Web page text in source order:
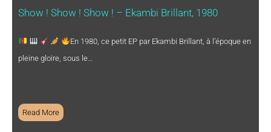
Show ! Show ! Show ! – Ekambi Brillant, 1980
En 1980, ce petit EP par Ekambi Brillant, à l’époque en
pleine gloire, sous le…
Read More